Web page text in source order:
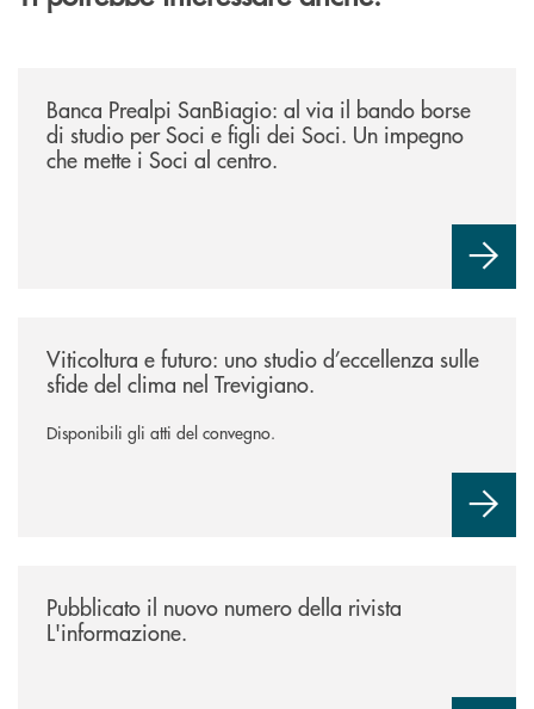
Banca Prealpi SanBiagio: al via il bando borse
di studio per Soci e figli dei Soci. Un impegno
che mette i Soci al centro.
Viticoltura e futuro: uno studio d’eccellenza sulle
sfide del clima nel Trevigiano.
Disponibili gli atti del convegno.
Pubblicato il nuovo numero della rivista
L'informazione.